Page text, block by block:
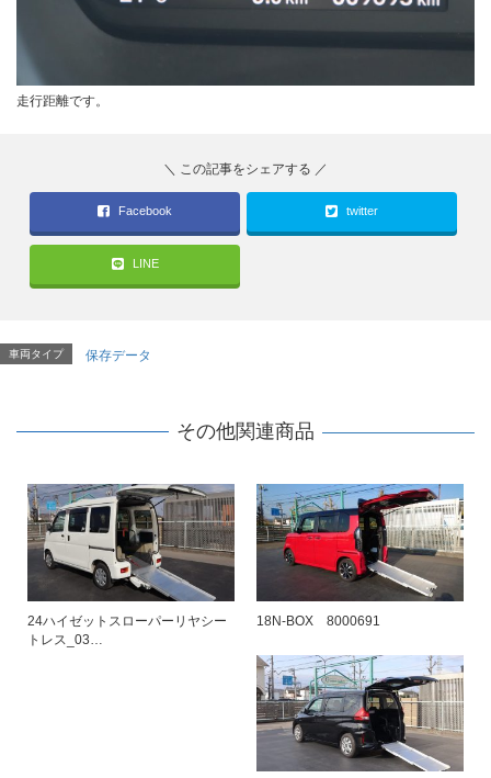
走行距離です。
Facebook twitter
LINE
車両タイプ 保存データ
その他関連商品
24ハイゼットスローパーリヤシー
トレス_03…
18N-BOX 8000691